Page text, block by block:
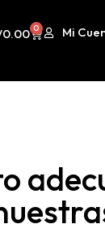
0.00 0 Mi